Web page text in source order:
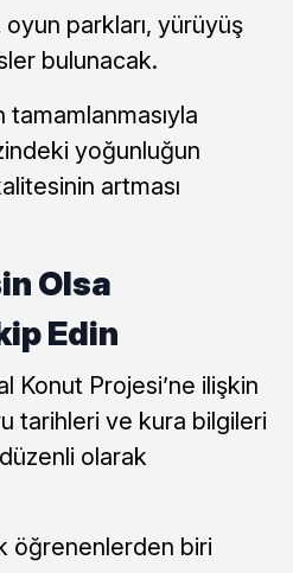
parkları, yürüyüş
bulunacak.
tamamlanmasıyla
yoğunluğun
artması
Olsa
Edin
Konut Projesi’ne ilişkin
tarihleri ve kura bilgileri
olarak
öğrenenlerden biri